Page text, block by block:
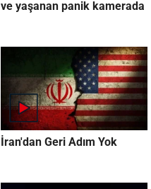
ve yaşanan panik kamerada
İran'dan Geri Adım Yok